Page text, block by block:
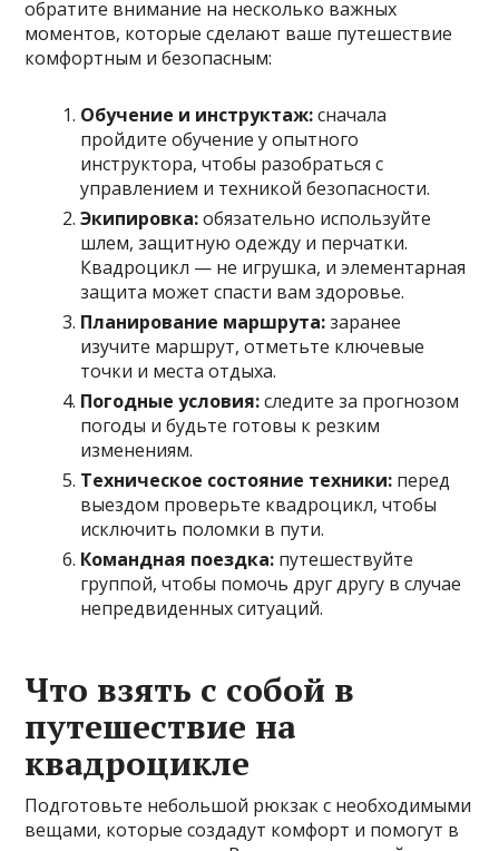
обратите внимание на несколько важных
моментов, которые сделают ваше путешествие
комфортным и безопасным:
Обучение и инструктаж:сначала
пройдите обучение у опытного
инструктора, чтобы разобраться с
управлением и техникой безопасности.
Экипировка:обязательно используйте
шлем, защитную одежду и перчатки.
Квадроцикл — не игрушка, и элементарная
защита может спасти вам здоровье.
Планирование маршрута:заранее
изучите маршрут, отметьте ключевые
точки и места отдыха.
Погодные условия:следите за прогнозом
погоды и будьте готовы к резким
изменениям.
Техническое состояние техники: перед
выездом проверьте квадроцикл, чтобы
исключить поломки в пути.
Командная поездка: путешествуйте
группой, чтобы помочь друг другу в случае
непредвиденных ситуаций.
Что взять с собой в
путешествие на
квадроцикле
Подготовьте небольшой рюкзак с необходимыми
вещами, которые создадут комфорт и помогут в